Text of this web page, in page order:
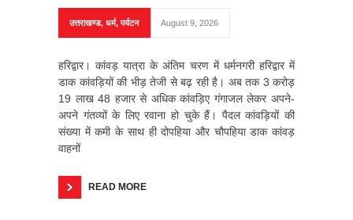
उत्तराखण्ड, धर्म,पर्यटन August 9, 2026
हरिद्वार। कांवड़ यात्रा के अंतिम चरण में धर्मनगरी हरिद्वार में
डाक कांवड़ियों की भीड़ तेजी से बढ़ रही है। अब तक 3 करोड़
19 लाख 48 हजार से अधिक कांवड़िए गंगाजल लेकर अपने-
अपने गंतव्यों के लिए रवाना हो चुके हैं। पैदल कांवड़ियों की
संख्या में कमी के साथ ही दोपहिया और चौपहिया डाक कांवड़
वाहनों
READ MORE